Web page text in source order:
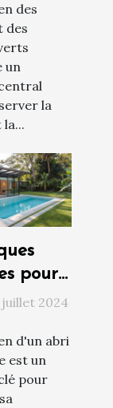
et
verts
des
des
un
la
pour
et
des
2024
d'un abri
est un
pour